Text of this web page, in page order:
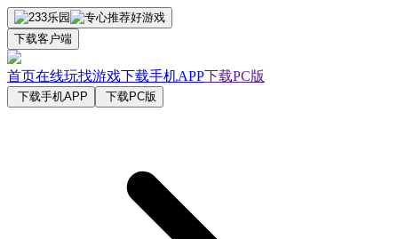
下载客户端
首页在线玩找游戏下载手机APP下载PC版
下载手机APP 下载PC版